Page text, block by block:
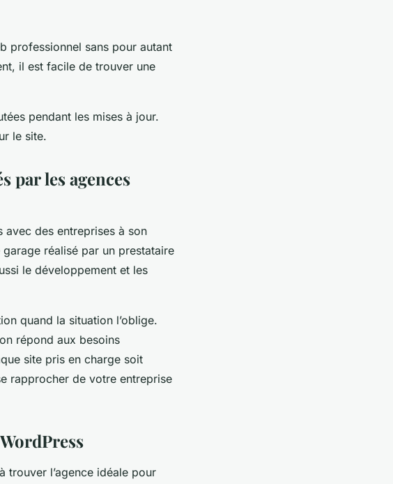
professionnel sans pour autant
il est facile de trouver une
pendant les mises à jour.
le site.
par les agences
avec des entreprises à son
réalisé par un prestataire
le développement et les
quand la situation l’oblige.
répond aux besoins
site pris en charge soit
rapprocher de votre entreprise
trouver l’agence idéale pour